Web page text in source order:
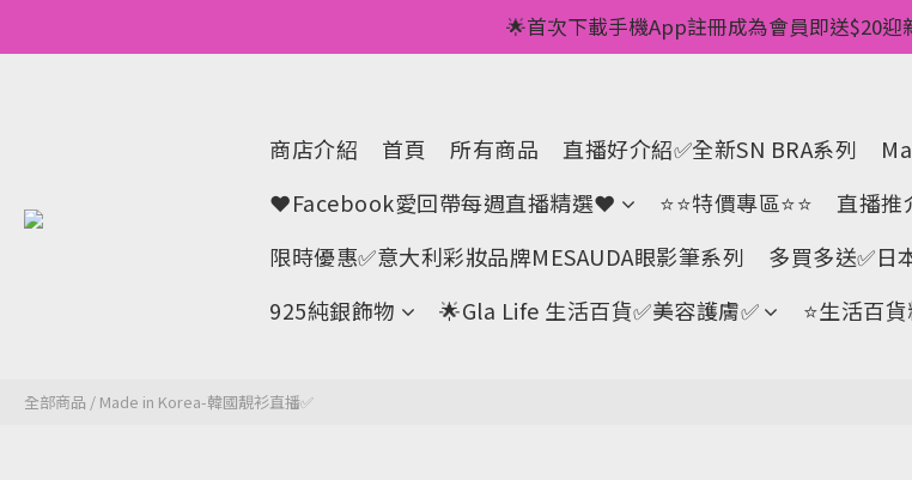
💥正價服裝滿減優惠💥 ✅一件起包順豐 ✅第二件起減$20
🌟首次下載手機App註冊成為會員即送$20迎
🌟手機App消費儲積分當購物金用🌟消費1元有1分
💥正價服裝滿減優惠💥 ✅一件起包順豐 ✅第二件起減$20
商店介紹 首頁 所有商品 直播好介紹✅全新SN BRA系列
❤Facebook愛回帶每週直播精選❤
⭐⭐特價專區⭐⭐
直播推
限時優惠✅意大利彩妝品牌MESAUDA眼影筆系列
多買多送✅️日
925純銀飾物
🌟Gla Life 生活百貨✅美容護膚✅ ⭐生活百
全部商品 / Made in Korea-韓國靚衫直播✅